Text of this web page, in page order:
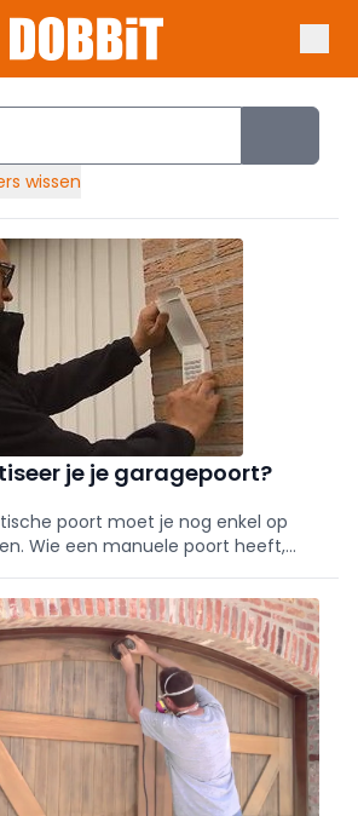
wissen
je je garagepoort?
poort moet je nog enkel op
Wie een manuele poort heeft,
uit hoe.